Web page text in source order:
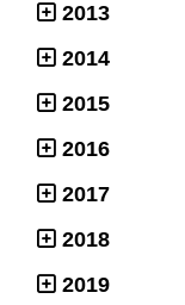
2013
2014
2015
2016
2017
2018
2019